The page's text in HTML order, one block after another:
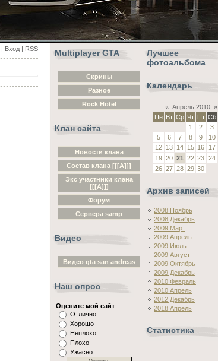
| Вход | RSS Multiplayer GTA
Скрины
Разное
Rock Hotel
Клан сайта
Новости клана
Состав клана [[[A]]]
Экс участники клана
[[[A]]]
Форум
Cервера samp
Видео
Видео gta san andreas
Наш опрос
Оцените мой сайт
Отлично
Хорошо
Неплохо
Плохо
Ужасно
Лучшее
фотоальбома
Календарь
« Апрель 2010 »
Пн Вт Ср Чт Пт Сб
1
2 3
5
6 7 8 9 10
12
13 14 15 16 17
19 20 21 22 23 24
26 27 28 29 30
Архив записей
2008 Ноябрь
2008 Декабрь
2009 Март
2009 Апрель
2009 Июль
2009 Август
2009 Октябрь
2009 Декабрь
2010 Февраль
2010 Апрель
2012 Декабрь
2018 Апрель
Статистика